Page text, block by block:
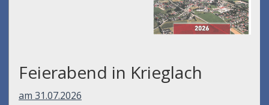
Feierabend in Krieglach
am 31.07.2026